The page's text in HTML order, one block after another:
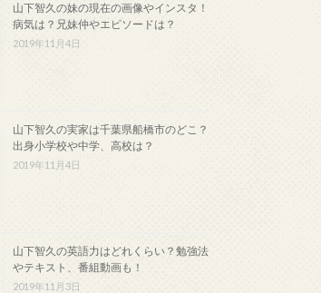
山下智久の妹の現在の画像やインスタ！
病気は？兄妹仲やエピソードは？
2019年11月4日
山下智久の実家は千葉県船橋市のどこ？
出身小学校や中学、高校は？
2019年11月4日
山下智久の英語力はどれくらい？勉強法
やテキスト、番組動画も！
2019年11月3日